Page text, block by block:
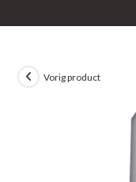
Vorig product